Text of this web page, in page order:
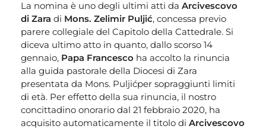
La nomina è uno degli ultimi atti da Arcivescovo
di Zara di Mons. Zelimir Puljić, concessa previo
parere collegiale del Capitolo della Cattedrale. Si
diceva ultimo atto in quanto, dallo scorso 14
gennaio, Papa Francesco ha accolto la rinuncia
alla guida pastorale della Diocesi di Zara
presentata da Mons. Puljićper sopraggiunti limiti
di età. Per effetto della sua rinuncia, il nostro
concittadino onorario dal 21 febbraio 2020, ha
acquisito automaticamente il titolo di Arcivescovo